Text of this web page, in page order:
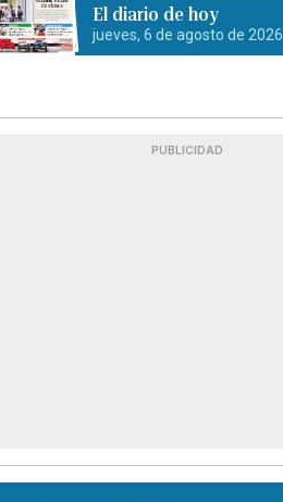
El diario de hoy
jueves, 6 de agosto de 2026
PUBLICIDAD